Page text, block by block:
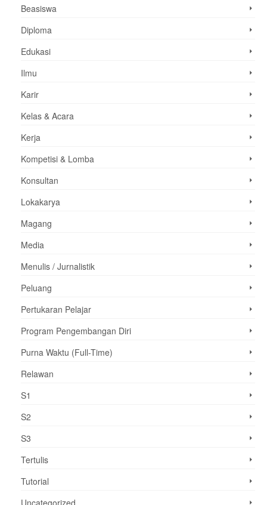
Beasiswa
Diploma
Edukasi
Ilmu
Karir
Kelas & Acara
Kerja
Kompetisi & Lomba
Konsultan
Lokakarya
Magang
Media
Menulis / Jurnalistik
Peluang
Pertukaran Pelajar
Program Pengembangan Diri
Purna Waktu (Full-Time)
Relawan
S1
S2
S3
Tertulis
Tutorial
Uncategorized